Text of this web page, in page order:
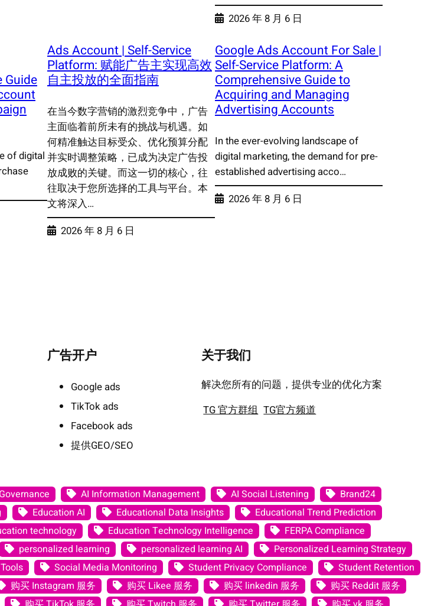
2026 年 8 月 6 日
Guide
of digital
Ads Account | Self-Service
Platform: 赋能广告主实现高效
自主投放的全面指南
在当今数字营销的激烈竞争中，广告
主面临着前所未有的挑战与机遇。如
何精准触达目标受众、优化预算分配
并实时调整策略，已成为决定广告投
放成败的关键。而这一切的核心，往
往取决于您所选择的工具与平台。本
文将深入…
2026 年 8 月 6 日
Google Ads Account For Sale |
Self-Service Platform: A
Comprehensive Guide to
Acquiring and Managing
Advertising Accounts
In the ever-evolving landscape of
digital marketing, the demand for pre-
established advertising acco…
2026 年 8 月 6 日
广告开户
Google ads
TikTok ads
Facebook ads
提供GEO/SEO
关于我们
解决您所有的问题，提供专业的优化方案
TG 官方群组 TG官方频道
AI Information Management AI Social Listening
Brand24
Education AI Educational Data Insights
Educational Trend Prediction
technology Education Technology Intelligence
FERPA Compliance
personalized learning personalized learning AI
Personalized Learning Strategy
Social Media Monitoring Student Privacy Compliance
Student Retention
购买 Instagram 服务 购买 Likee 服务 购买 linkedin 服务
购买 Reddit 服务